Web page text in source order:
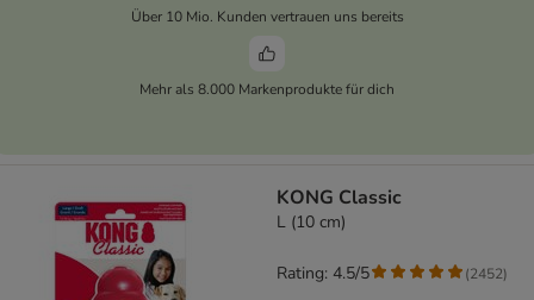
Über 10 Mio. Kunden vertrauen uns bereits
Mehr als 8.000 Markenprodukte für dich
KONG Classic
L (10 cm)
Rating: 4.5/5 (2452)